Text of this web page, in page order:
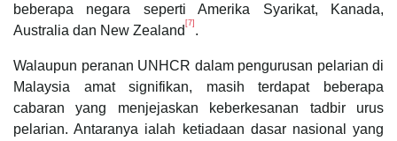
beberapa negara seperti Amerika Syarikat, Kanada,
Australia dan New Zealand [7] .
Walaupun peranan UNHCR dalam pengurusan pelarian di
Malaysia amat signifikan, masih terdapat beberapa
cabaran yang menjejaskan keberkesanan tadbir urus
pelarian. Antaranya ialah ketiadaan dasar nasional yang